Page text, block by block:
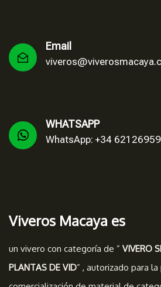
Email
WHATSAPP
WhatsApp: +34
Viveros Macaya es
un vivero con categoría de ” VIVERO
PLANTAS DE VID” , autorizado para